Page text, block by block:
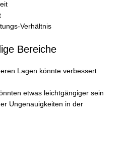
Verhältnis
Bereiche
Lagen könnte verbessert
etwas leichtgängiger sein
Ungenauigkeiten in der